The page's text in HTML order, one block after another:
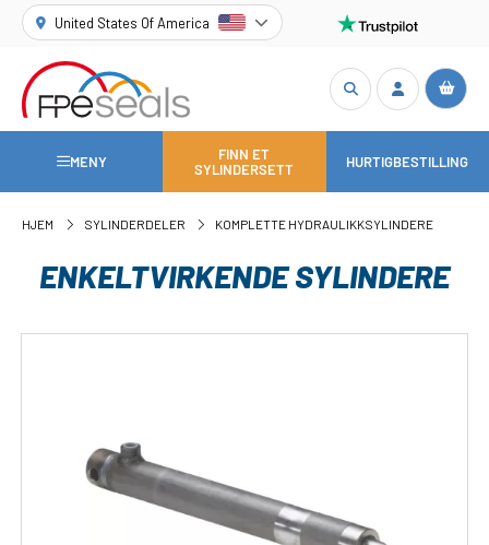
United States Of America
MENY
FINN ET
SYLINDERSETT
HURTIGBESTILLING
HJEM SYLINDERDELER KOMPLETTE HYDRAULIKKSYLINDERE
ENKELTVIRKENDE SYLINDERE